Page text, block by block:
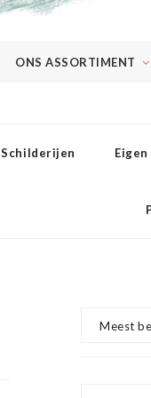
ONS ASSORTIMENT
Schilderijen
Meest